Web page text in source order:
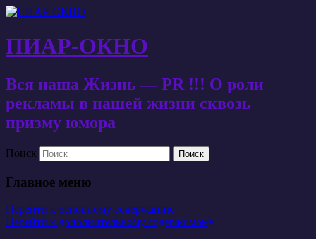
ПИАР-ОКНО
Вся наша Жизнь — PR !!! О роли
рекламы в нашей жизни сквозь
призму юмора
Поиск
Главное меню
Перейти к основному содержанию
Перейти к дополнительному содержимому